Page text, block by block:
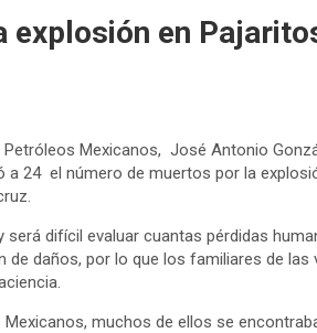
explosión en
Mexicanos, José Antonio
a 24 el número de muertos por la
difícil evaluar cuantas pérdidas
de daños, por lo que los familiares de las
muchos de ellos se